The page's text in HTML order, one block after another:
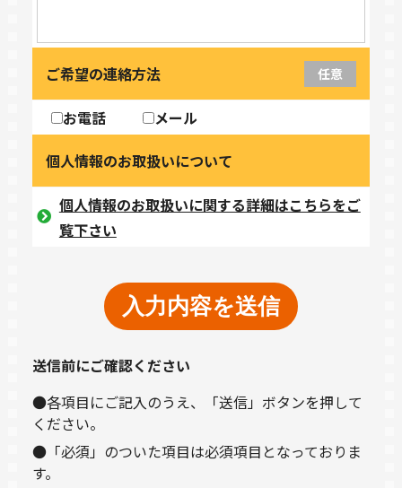
ご希望の連絡方法 任意
お電話
メール
個人情報のお取扱いについて
個人情報のお取扱いに関する詳細はこちらをご
覧下さい
送信前にご確認ください
●各項目にご記入のうえ、「送信」ボタンを押して
ください。
●「必須」のついた項目は必須項目となっておりま
す。